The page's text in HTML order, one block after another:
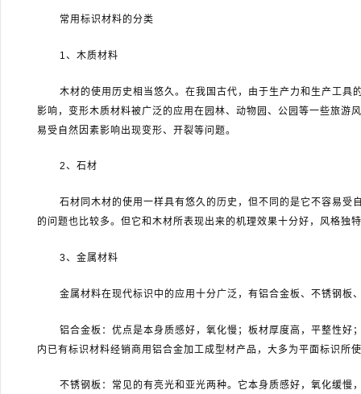
常用标识材料的分类
1 、木质材料
木材的使用历史相当悠久。在我国古代，由于生产力和生产工具
影响，变形木质材料被广泛的应用在园林、动物园、公园等一些旅游
易受自然因素影响出现变形、开裂等问题。
2、石材
石材同木材的使用一样具有悠久的历史，但不同的是它不容易
的问题也比较多。但它和木材所表现出来的机理效果十分好，风格独
3、金属材料
金属材料在现代标识中的应用十分广泛，有铝合金板、不锈钢板
铝合金板：优点是本身质感好，氧化慢；板材厚度高，平整性
内已有标识材料经销商用铝合金加工成型材产品，大多为平面标识所
不锈钢板：常见的有亮光和亚光两种。它本身质感好，氧化缓